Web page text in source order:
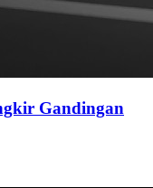
Gandingan